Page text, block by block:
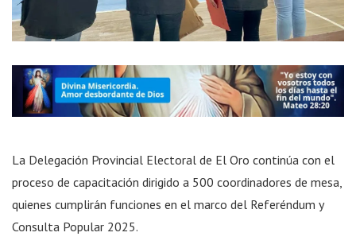
La Delegación Provincial Electoral de El Oro continúa con el
proceso de capacitación dirigido a 500 coordinadores de mesa,
quienes cumplirán funciones en el marco del Referéndum y
Consulta Popular 2025.